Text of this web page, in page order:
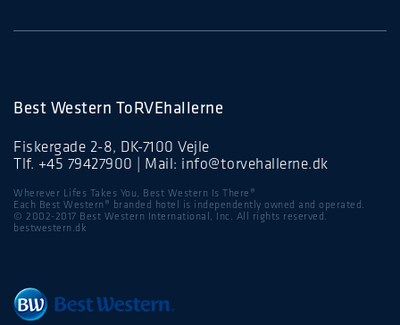
Best Western ToRVEhallerne
Fiskergade 2-8, DK-7100 Vejle
Tlf. +45 79427900 | Mail: info@torvehallerne.dk
Wherever Lifes Takes You, Best Western Is There®
Each Best Western® branded hotel is independently owned and operated.
© 2002-2017 Best Western International, Inc. All rights reserved.
bestwestern.dk